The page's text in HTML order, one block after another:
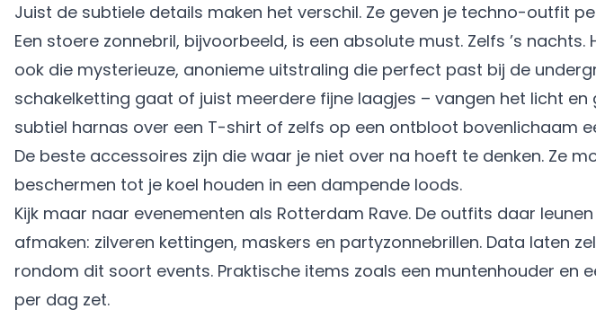
Juist de subtiele details maken het verschil. Ze geven je techno-outfit
Een stoere zonnebril, bijvoorbeeld, is een absolute must. Zelfs ’s
ook die mysterieuze, anonieme uitstraling die perfect past bij de
schakelketting gaat of juist meerdere fijne laagjes – vangen het licht
subtiel harnas over een T-shirt of zelfs op een ontbloot bovenlichaam
De beste accessoires zijn die waar je niet over na hoeft te denken. Ze
beschermen tot je koel houden in een dampende loods.
Kijk maar naar evenementen als Rotterdam Rave. De outfits daar
afmaken: zilveren kettingen, maskers en partyzonnebrillen. Data laten
rondom dit soort events. Praktische items zoals een muntenhouder en
per dag zet.